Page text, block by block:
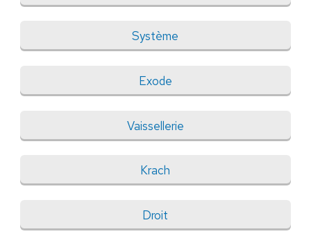
Système
Exode
Vaissellerie
Krach
Droit